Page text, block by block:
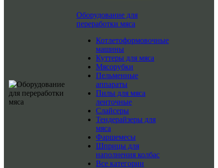
Оборудование для
переработки мяса
Котлетоформовочные
машины
Куттеры для мяса
Мясорубки
Пельменные
аппараты
Пилы для мяса
ленточные
Слайсеры
Тендерайзеры для
мяса
Фаршемесы
Шприцы для
наполнения колбас
Все категории